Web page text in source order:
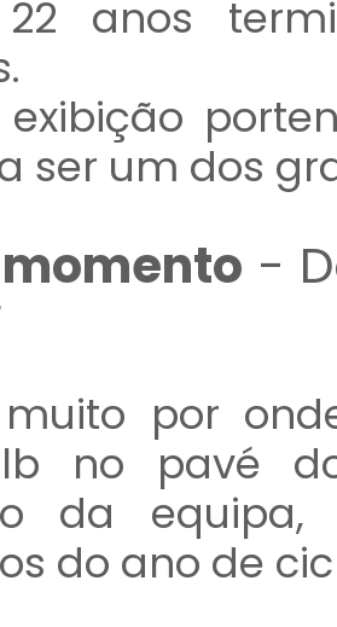
anos
exibição
ser um dos
-
por
no pavé
da
do ano de